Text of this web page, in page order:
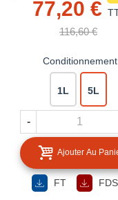
77,20 €
116,60 €
Conditionnement
1L 5L
-
Ajouter Au
FT FDS